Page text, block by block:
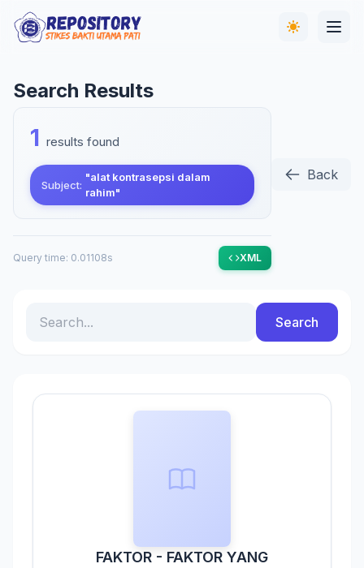
Search Results
1 results found
Subject:
"alat kontrasepsi dalam
rahim"
Query time: 0.01108s XML
Back
Search
FAKTOR - FAKTOR YANG